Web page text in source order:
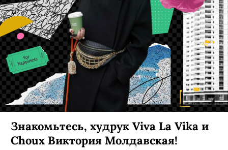
Знакомьтесь, худрук Viva La Vika и
Choux Виктория Молдавская!